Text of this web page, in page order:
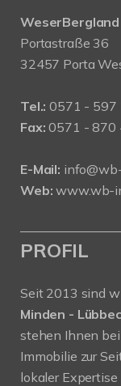
Portastraße 36
32457 Porta
Tel.: 0571 - 597
Fax: 0571 - 870
E-Mail:
Web: www.wb-
PROFIL
Seit 2013 sind
Minden -
stehen Ihnen
Immobilie zur
lokaler